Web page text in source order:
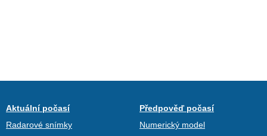
Aktuální počasí
Radarové snímky
Předpověď počasí
Numerický model